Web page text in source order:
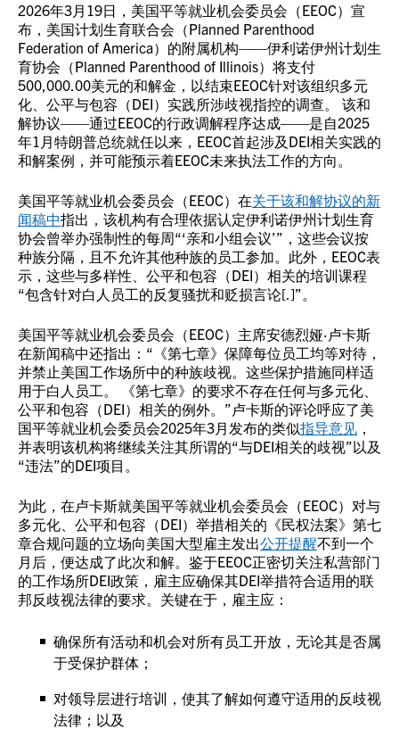
2026年3月19日，美国平等就业机会委员会（EEOC）宣
布，美国计划生育联合会（Planned Parenthood
Federation of America）的附属机构——伊利诺伊州计划生
育协会（Planned Parenthood of Illinois）将支付
500,000.00美元的和解金，以结束EEOC针对该组织多元
化、公平与包容（DEI）实践所涉歧视指控的调查。 该和
解协议——通过EEOC的行政调解程序达成——是自2025
年1月特朗普总统就任以来，EEOC首起涉及DEI相关实践的
和解案例，并可能预示着EEOC未来执法工作的方向。
美国平等就业机会委员会（EEOC）在关于该和解协议的新
闻稿中指出，该机构有合理依据认定伊利诺伊州计划生育
协会曾举办强制性的每周“‘亲和小组会议’”，这些会议按
种族分隔，且不允许其他种族的员工参加。此外，EEOC表
示，这些与多样性、公平和包容（DEI）相关的培训课程
“包含针对白人员工的反复骚扰和贬损言论[.]”。
美国平等就业机会委员会（EEOC）主席安德烈娅·卢卡斯
在新闻稿中还指出：“《第七章》保障每位员工均等对待，
并禁止美国工作场所中的种族歧视。这些保护措施同样适
用于白人员工。 《第七章》的要求不存在任何与多元化、
公平和包容（DEI）相关的例外。”卢卡斯的评论呼应了美
国平等就业机会委员会2025年3月发布的类似指导意见 ，
并表明该机构将继续关注其所谓的“与DEI相关的歧视”以及
“违法”的DEI项目。
为此，在卢卡斯就美国平等就业机会委员会（EEOC）对与
多元化、公平和包容（DEI）举措相关的《民权法案》第七
章合规问题的立场向美国大型雇主发出公开提醒不到一个
月后，便达成了此次和解。鉴于EEOC正密切关注私营部门
的工作场所DEI政策，雇主应确保其DEI举措符合适用的联
邦反歧视法律的要求。关键在于，雇主应：
确保所有活动和机会对所有员工开放，无论其是否属
于受保护群体；
对领导层进行培训，使其了解如何遵守适用的反歧视
法律；以及